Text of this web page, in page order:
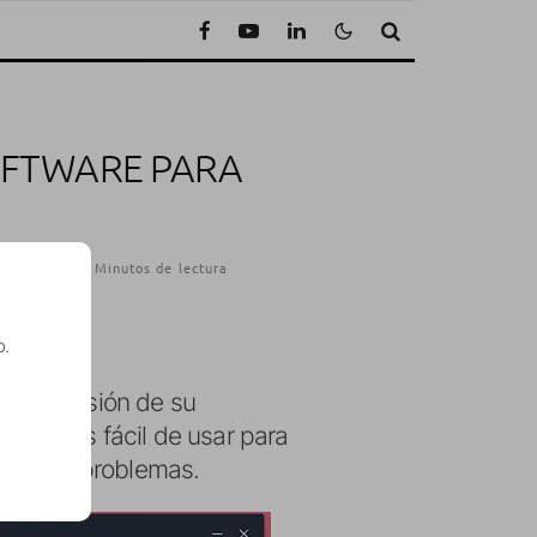
PARA
2 Minutos de lectura
versión de su
más fácil de usar para
tenido problemas.